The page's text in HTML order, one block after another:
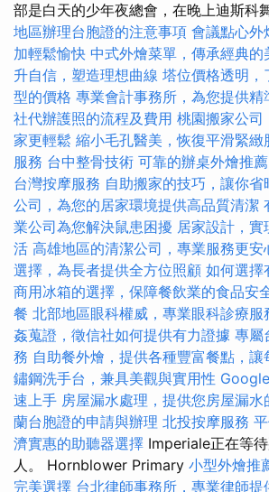
部是白天的少年夜總會，在晚上迪斯科
地區辦理台胞證的注意事項 會議點心外
加輕鬆愉快 中式外燴菜單，傳承經典的
升自信，塑造理想曲線 塔位價格透明，
型的價格 專業會計事務所，為您提供精
社代辦護照的流程及費用 桃園搬家公司
家更輕鬆 縮小毛孔醫美，恢復平滑緊緻
服務 台中整骨技術 可靠的辦桌外燴推
台灣按摩服務 自助搬家的技巧，讓你省
公司，為您的居家環境提供高品質清潔
業公司為您解決鼠患困擾 居家設計，
活 高雄地區的清潔公司，專業服務更安
選擇，為長者提供全方位照顧 如何選擇
商用冰箱的選擇，保障餐飲業的食品安
餐 北部地區眼科權威，專業眼科診療服
姦蒐證，徵信社如何提供有力證據 專屬
務 自助餐外燴，提供各種豐富餐點，
鏽鋼洗手台，兼具美觀與實用性
速上手 房屋漏水處理，提供您房屋漏水
蘭台胞證的申請與辦理 北投按摩服務
濟實惠的助聽器選擇 Imperiale正在等
人。 Hornblower Primary 小型外燴推
完美選擇 台北律師事務所，專業律師提